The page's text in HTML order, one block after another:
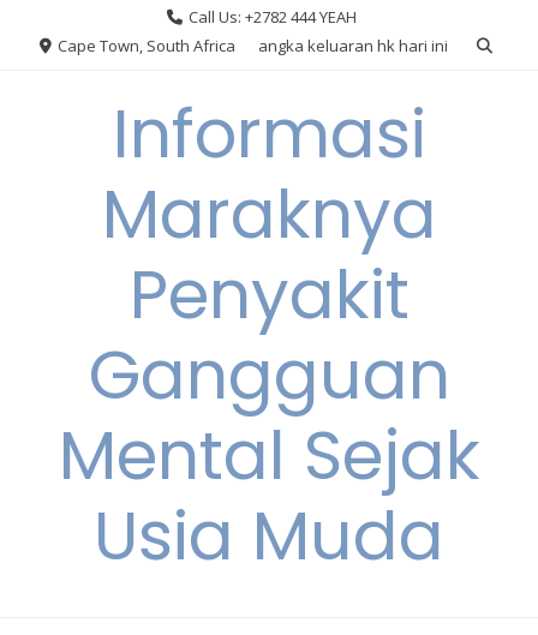
Call Us: +2782 444 YEAH
Cape Town, South Africa
angka keluaran hk hari ini
Informasi
Maraknya
Penyakit
Gangguan
Mental Sejak
Usia Muda